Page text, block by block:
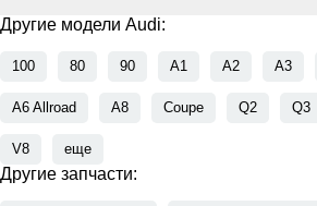
Другие модели Audi:
100 80 90 A1 A2 A3
A6 Allroad A8 Coupe Q2 Q3
V8 еще
Другие запчасти: